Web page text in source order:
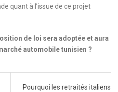
quant à l’issue de ce projet
de loi sera adoptée et aura
automobile tunisien ?
Pourquoi les retraités italiens